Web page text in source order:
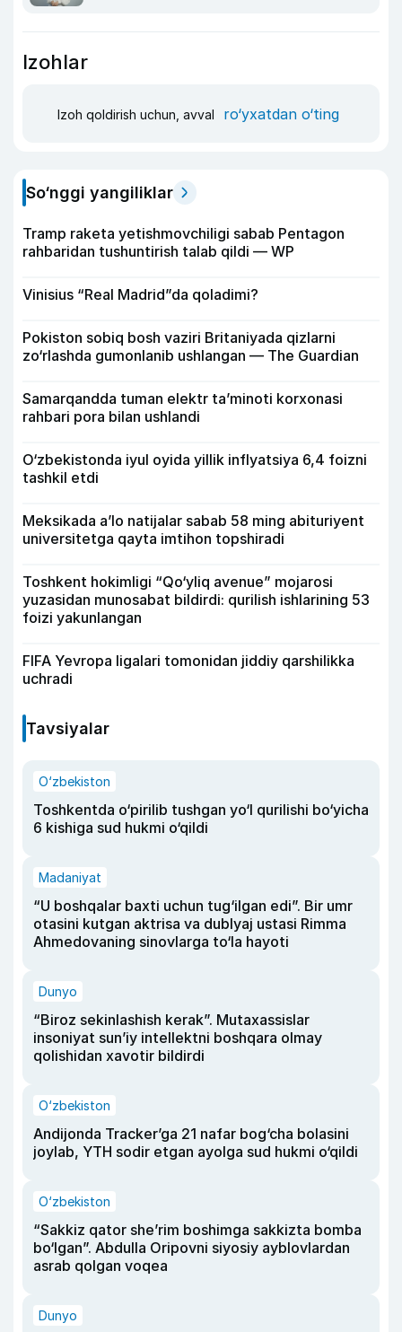
Izohlar
Izoh qoldirish uchun, avval ro‘yxatdan o‘ting
So‘nggi yangiliklar
Tramp raketa yetishmovchiligi sabab Pentagon
rahbaridan tushuntirish talab qildi — WP
Vinisius “Real Madrid”da qoladimi?
Pokiston sobiq bosh vaziri Britaniyada qizlarni
zo‘rlashda gumonlanib ushlangan — The Guardian
Samarqandda tuman elektr ta’minoti korxonasi
rahbari pora bilan ushlandi
O‘zbekistonda iyul oyida yillik inflyatsiya 6,4 foizni
tashkil etdi
Meksikada a’lo natijalar sabab 58 ming abituriyent
universitetga qayta imtihon topshiradi
Toshkent hokimligi “Qo‘yliq avenue” mojarosi
yuzasidan munosabat bildirdi: qurilish ishlarining 53
foizi yakunlangan
FIFA Yevropa ligalari tomonidan jiddiy qarshilikka
uchradi
Tavsiyalar
O‘zbekiston
Toshkentda o‘pirilib tushgan yo‘l qurilishi bo‘yicha
6 kishiga sud hukmi o‘qildi
Madaniyat
“U boshqalar baxti uchun tug‘ilgan edi”. Bir umr
otasini kutgan aktrisa va dublyaj ustasi Rimma
Ahmedovaning sinovlarga to‘la hayoti
Dunyo
“Biroz sekinlashish kerak”. Mutaxassislar
insoniyat sun’iy intellektni boshqara olmay
qolishidan xavotir bildirdi
O‘zbekiston
Andijonda Tracker’ga 21 nafar bog‘cha bolasini
joylab, YTH sodir etgan ayolga sud hukmi o‘qildi
O‘zbekiston
“Sakkiz qator she’rim boshimga sakkizta bomba
bo‘lgan”. Abdulla Oripovni siyosiy ayblovlardan
asrab qolgan voqea
Dunyo